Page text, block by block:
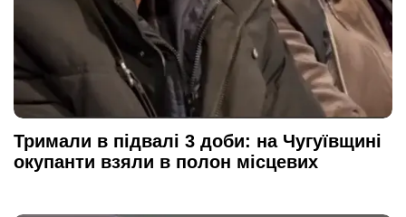
Тримали в підвалі 3 доби: на Чугуївщині
окупанти взяли в полон місцевих